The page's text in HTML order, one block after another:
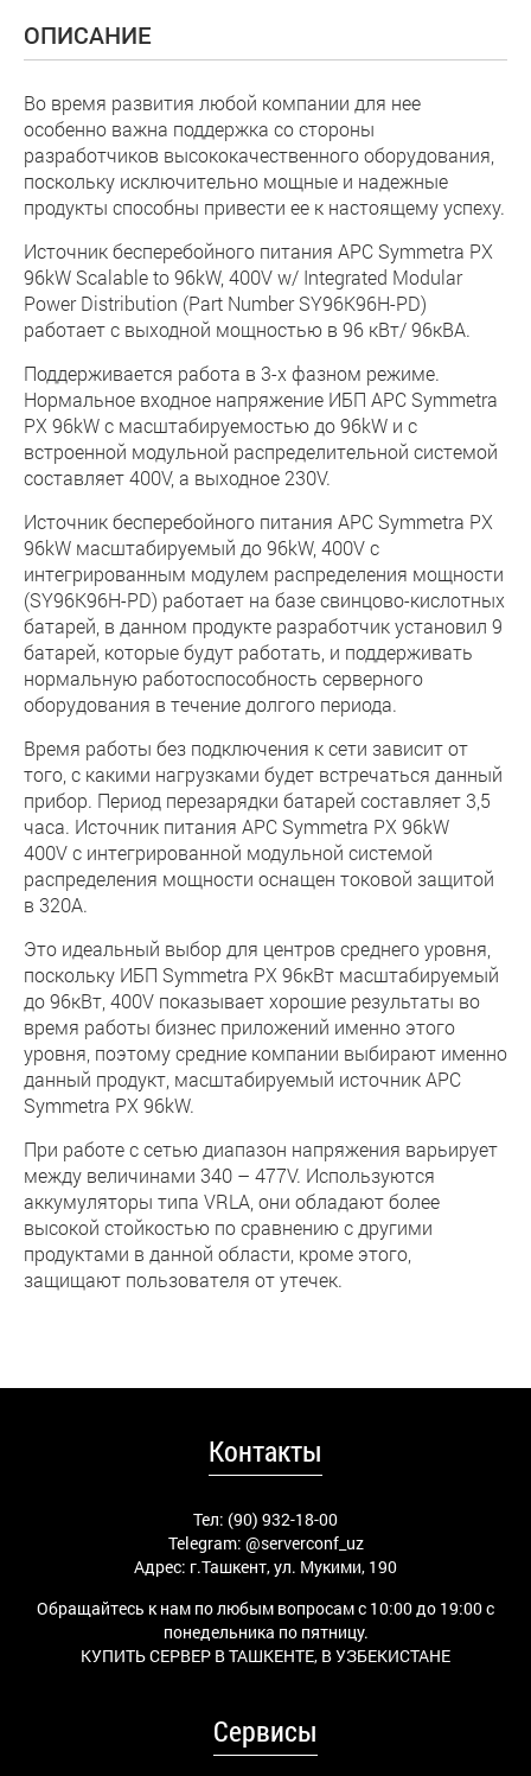
ОПИСАНИЕ
Во время развития любой компании для нее
особенно важна поддержка со стороны
разработчиков высококачественного оборудования,
поскольку исключительно мощные и надежные
продукты способны привести ее к настоящему успеху.
Источник бесперебойного питания APC Symmetra PX
96kW Scalable to 96kW, 400V w/ Integrated Modular
Power Distribution (Part Number SY96K96H-PD)
работает с выходной мощностью в 96 кВт/ 96кВА.
Поддерживается работа в 3-х фазном режиме.
Нормальное входное напряжение ИБП APC Symmetra
PX 96kW с масштабируемостью до 96kW и с
встроенной модульной распределительной системой
составляет 400V, а выходное 230V.
Источник бесперебойного питания APC Symmetra PX
96kW масштабируемый до 96kW, 400V с
интегрированным модулем распределения мощности
(SY96K96H-PD) работает на базе свинцово-кислотных
батарей, в данном продукте разработчик установил 9
батарей, которые будут работать, и поддерживать
нормальную работоспособность серверного
оборудования в течение долгого периода.
Время работы без подключения к сети зависит от
того, с какими нагрузками будет встречаться данный
прибор. Период перезарядки батарей составляет 3,5
часа. Источник питания APC Symmetra PX 96kW
400V с интегрированной модульной системой
распределения мощности оснащен токовой защитой
в 320А.
Это идеальный выбор для центров среднего уровня,
поскольку ИБП Symmetra PX 96кВт масштабируемый
до 96кВт, 400V показывает хорошие результаты во
время работы бизнес приложений именно этого
уровня, поэтому средние компании выбирают именно
данный продукт, масштабируемый источник APC
Symmetra PX 96kW.
При работе с сетью диапазон напряжения варьирует
между величинами 340 – 477V. Используются
аккумуляторы типа VRLA, они обладают более
высокой стойкостью по сравнению с другими
продуктами в данной области, кроме этого,
защищают пользователя от утечек.
Контакты
Тел: (90) 932-18-00
Telegram: @serverconf_uz
Адрес: г.Ташкент, ул. Мукими, 190
Обращайтесь к нам по любым вопросам с 10:00 до 19:00 с
понедельника по пятницу.
КУПИТЬ СЕРВЕР В ТАШКЕНТЕ, В УЗБЕКИСТАНЕ
Сервисы